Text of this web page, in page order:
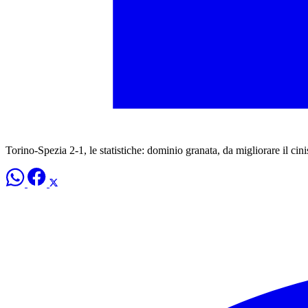
Torino-Spezia 2-1, le statistiche: dominio granata, da migliorare il